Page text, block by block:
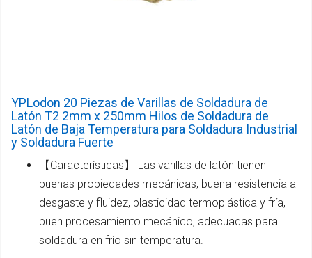
YPLodon 20 Piezas de Varillas de Soldadura de
Latón T2 2mm x 250mm Hilos de Soldadura de
Latón de Baja Temperatura para Soldadura Industrial
y Soldadura Fuerte
【Características】 Las varillas de latón tienen
buenas propiedades mecánicas, buena resistencia al
desgaste y fluidez, plasticidad termoplástica y fría,
buen procesamiento mecánico, adecuadas para
soldadura en frío sin temperatura.